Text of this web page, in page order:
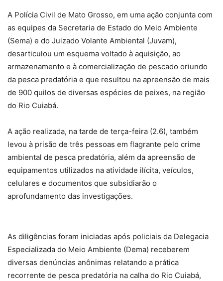
A Polícia Civil de Mato Grosso, em uma ação conjunta com
as equipes da Secretaria de Estado do Meio Ambiente
(Sema) e do Juizado Volante Ambiental (Juvam),
desarticulou um esquema voltado à aquisição, ao
armazenamento e à comercialização de pescado oriundo
da pesca predatória e que resultou na apreensão de mais
de 900 quilos de diversas espécies de peixes, na região
do Rio Cuiabá.
A ação realizada, na tarde de terça-feira (2.6), também
levou à prisão de três pessoas em flagrante pelo crime
ambiental de pesca predatória, além da apreensão de
equipamentos utilizados na atividade ilícita, veículos,
celulares e documentos que subsidiarão o
aprofundamento das investigações.
As diligências foram iniciadas após policiais da Delegacia
Especializada do Meio Ambiente (Dema) receberem
diversas denúncias anônimas relatando a prática
recorrente de pesca predatória na calha do Rio Cuiabá,